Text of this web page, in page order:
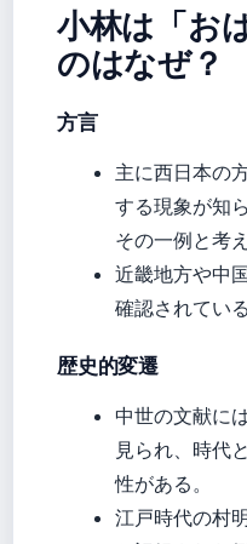
小林は「お
のはなぜ？
方言
主に西日本の
する現象が知
その一例と考
近畿地方や中
確認されてい
歴史的変遷
中世の文献に
見られ、時代
性がある。
江戸時代の村